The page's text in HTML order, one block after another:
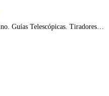
Guías Telescópicas. Tiradores…